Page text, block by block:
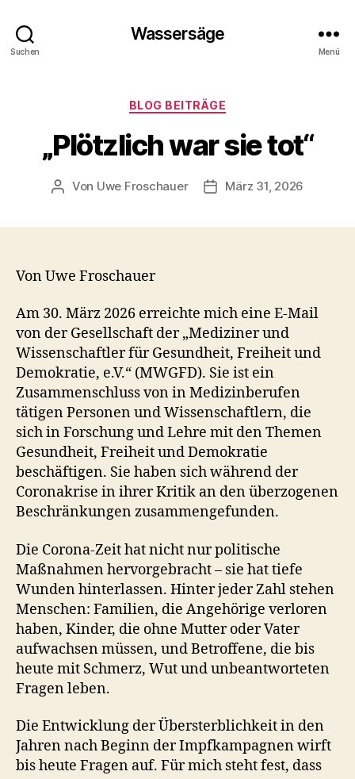
Suchen
Wassersäge
Menü
Kategorien
BLOG BEITRÄGE
„Plötzlich war sie tot“
Beitragsautor
Von Uwe Froschauer Beitragsdatum
März 31, 2026
Von Uwe Froschauer
Am 30. März 2026 erreichte mich eine E-Mail
von der Gesellschaft der „Mediziner und
Wissenschaftler für Gesundheit, Freiheit und
Demokratie, e.V.“ (MWGFD). Sie ist ein
Zusammenschluss von in Medizinberufen
tätigen Personen und Wissenschaftlern, die
sich in Forschung und Lehre mit den Themen
Gesundheit, Freiheit und Demokratie
beschäftigen. Sie haben sich während der
Coronakrise in ihrer Kritik an den überzogenen
Beschränkungen zusammengefunden.
Die Corona-Zeit hat nicht nur politische
Maßnahmen hervorgebracht – sie hat tiefe
Wunden hinterlassen. Hinter jeder Zahl stehen
Menschen: Familien, die Angehörige verloren
haben, Kinder, die ohne Mutter oder Vater
aufwachsen müssen, und Betroffene, die bis
heute mit Schmerz, Wut und unbeantworteten
Fragen leben.
Die Entwicklung der Übersterblichkeit in den
Jahren nach Beginn der Impfkampagnen wirft
bis heute Fragen auf. Für mich steht fest, dass